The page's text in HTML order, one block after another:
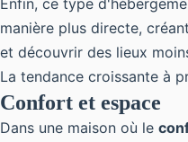
Enfin, ce type
manière plus directe,
et découvrir des lieux
La tendance croissante à
Confort et espace
Dans une maison où le